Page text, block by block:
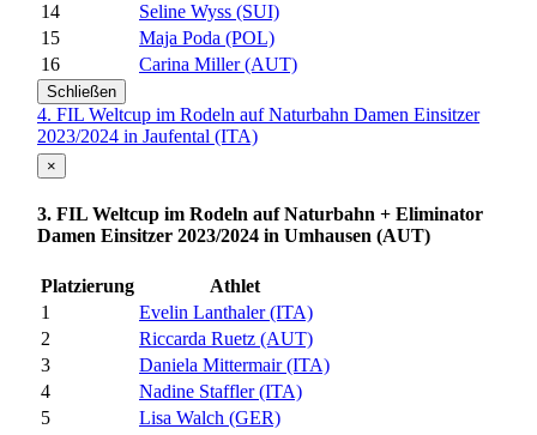
14
Seline Wyss (SUI)
15
Maja Poda (POL)
16
Carina Miller (AUT)
Schließen
4. FIL Weltcup im Rodeln auf Naturbahn Damen Einsitzer
2023/2024 in Jaufental (ITA)
×
3. FIL Weltcup im Rodeln auf Naturbahn + Eliminator
Damen Einsitzer 2023/2024 in Umhausen (AUT)
Platzierung
Athlet
1
Evelin Lanthaler (ITA)
2
Riccarda Ruetz (AUT)
3
Daniela Mittermair (ITA)
4
Nadine Staffler (ITA)
5
Lisa Walch (GER)